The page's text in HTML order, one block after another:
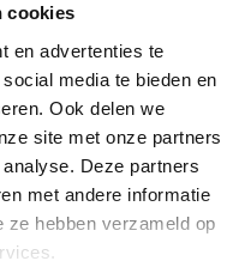
cookies
en advertenties te
media te bieden en
Ook delen we
site met onze partners
Deze partners
met andere informatie
ze hebben verzameld op
117.24